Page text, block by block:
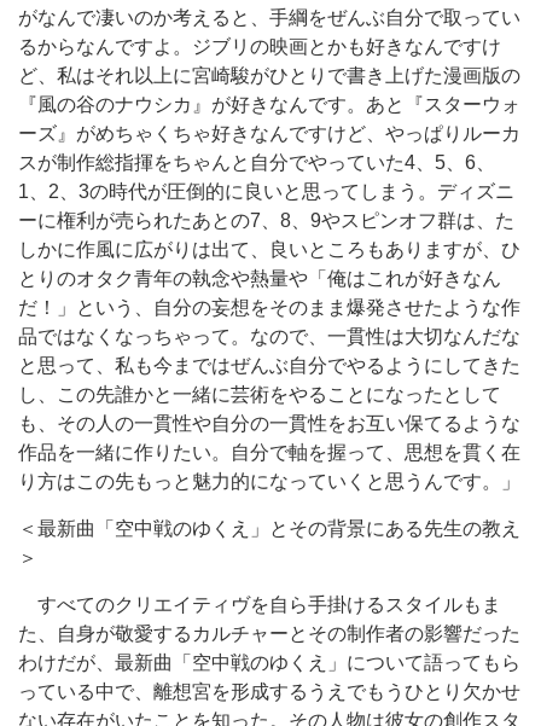
がなんで凄いのか考えると、手綱をぜんぶ自分で取ってい
るからなんですよ。ジブリの映画とかも好きなんですけ
ど、私はそれ以上に宮崎駿がひとりで書き上げた漫画版の
『風の谷のナウシカ』が好きなんです。あと『スターウォ
ーズ』がめちゃくちゃ好きなんですけど、やっぱりルーカ
スが制作総指揮をちゃんと自分でやっていた4、5、6、
1、2、3の時代が圧倒的に良いと思ってしまう。ディズニ
ーに権利が売られたあとの7、8、9やスピンオフ群は、た
しかに作風に広がりは出て、良いところもありますが、ひ
とりのオタク青年の執念や熱量や「俺はこれが好きなん
だ！」という、自分の妄想をそのまま爆発させたような作
品ではなくなっちゃって。なので、一貫性は大切なんだな
と思って、私も今まではぜんぶ自分でやるようにしてきた
し、この先誰かと一緒に芸術をやることになったとして
も、その人の一貫性や自分の一貫性をお互い保てるような
作品を一緒に作りたい。自分で軸を握って、思想を貫く在
り方はこの先もっと魅力的になっていくと思うんです。」
＜最新曲「空中戦のゆくえ」とその背景にある先生の教え
＞
すべてのクリエイティヴを自ら手掛けるスタイルもま
た、自身が敬愛するカルチャーとその制作者の影響だった
わけだが、最新曲「空中戦のゆくえ」について語ってもら
っている中で、離想宮を形成するうえでもうひとり欠かせ
ない存在がいたことを知った。その人物は彼女の創作スタ